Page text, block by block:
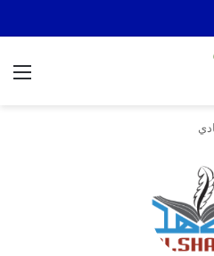
قضية الحكم عمر عرتن